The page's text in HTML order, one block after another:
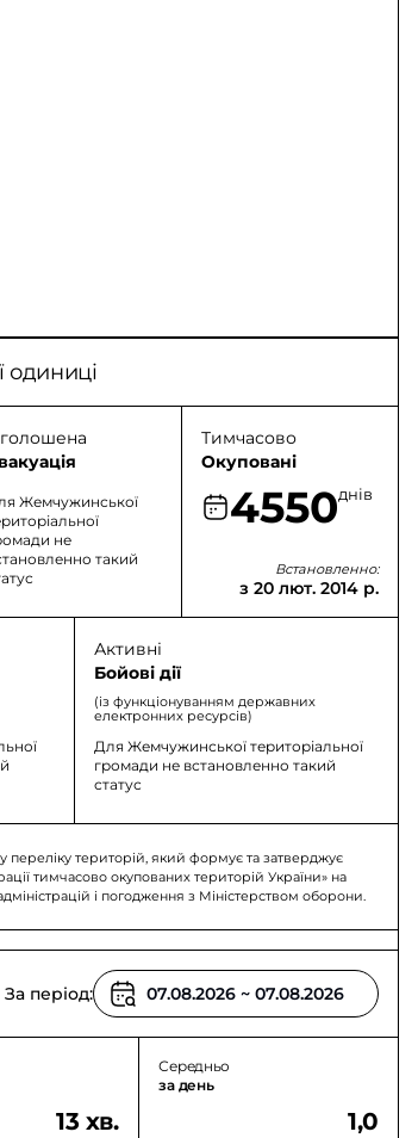
одиниці
Жемчужинської
не
такий
Тимчасово
Окуповані
4550днів
Встановленно:
з 20 лют. 2014 р.
Активні
Бойові дії
(із функціонуванням державних
електронних ресурсів)
Для Жемчужинської територіальної
громади не встановленно такий
статус
переліку територій, який формує та затверджує
тимчасово окупованих територій України» на
і погодження з Міністерством оборони.
За період:
13 хв.
Середньо
за день
1,0